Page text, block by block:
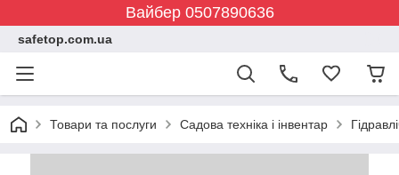
Вайбер 0507890636
safetop.com.ua
Товари та послуги Садова техніка і інвентар